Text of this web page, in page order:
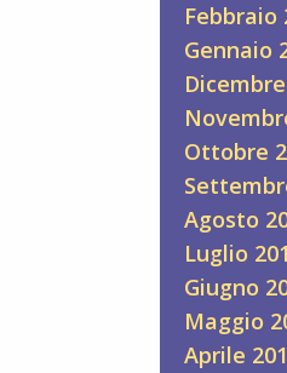
Febbraio
Gennaio
Ottobre
Agosto
Luglio
Giugno
Maggio
Aprile